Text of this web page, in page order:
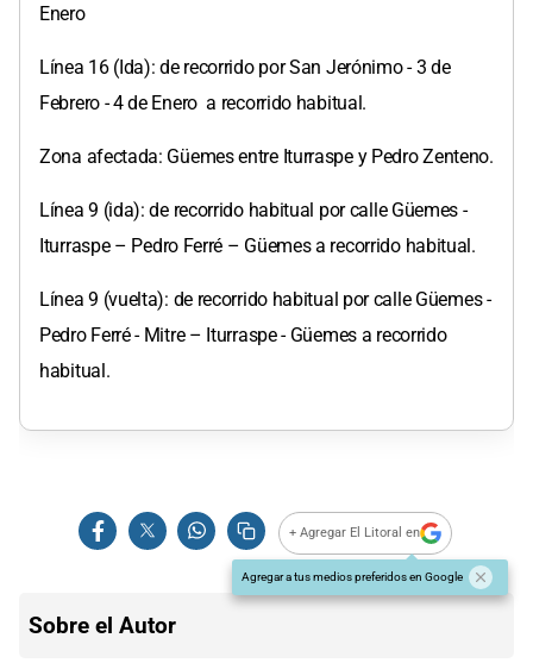
Enero
Línea 16 (Ida): de recorrido por San Jerónimo - 3 de
Febrero - 4 de Enero a recorrido habitual.
Zona afectada: Güemes entre Iturraspe y Pedro Zenteno.
Línea 9 (ida): de recorrido habitual por calle Güemes -
Iturraspe – Pedro Ferré – Güemes a recorrido habitual.
Línea 9 (vuelta): de recorrido habitual por calle Güemes -
Pedro Ferré - Mitre – Iturraspe - Güemes a recorrido
habitual.
+ Agregar El Litoral en
Agregar a tus medios preferidos en Google
Sobre el Autor